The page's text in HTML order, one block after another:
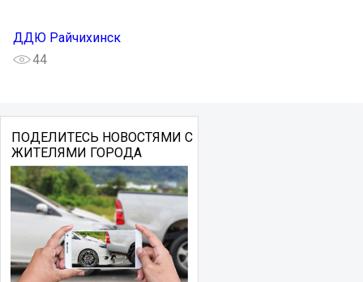
ДДЮ Райчихинск
44
ПОДЕЛИТЕСЬ НОВОСТЯМИ С
ЖИТЕЛЯМИ ГОРОДА